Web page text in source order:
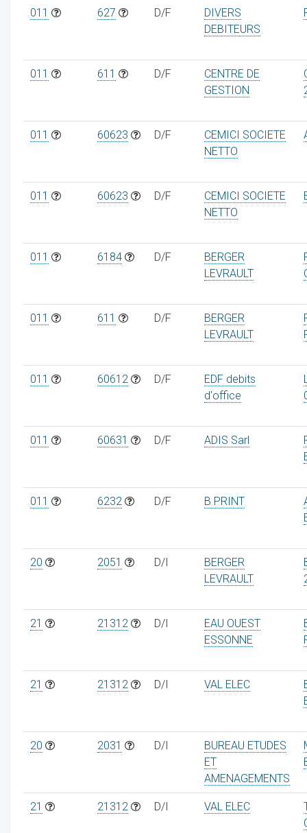
011 627 D/F
DIVERS
DEBITEURS
011 611 D/F
CENTRE DE
GESTION
011 60623 D/F
CEMICI SOCIETE
NETTO
011 60623 D/F
CEMICI SOCIETE
NETTO
011 6184 D/F
BERGER
LEVRAULT
011 611 D/F
BERGER
LEVRAULT
011 60612 D/F
EDF debits
d'office
011 60631 D/F ADIS Sarl
011 6232 D/F B PRINT
20 2051 D/I
BERGER
LEVRAULT
21 21312 D/I
EAU OUEST
ESSONNE
21 21312 D/I VAL ELEC
20 2031 D/I
BUREAU ETUDES
ET
AMENAGEMENTS
21 21312 D/I VAL ELEC